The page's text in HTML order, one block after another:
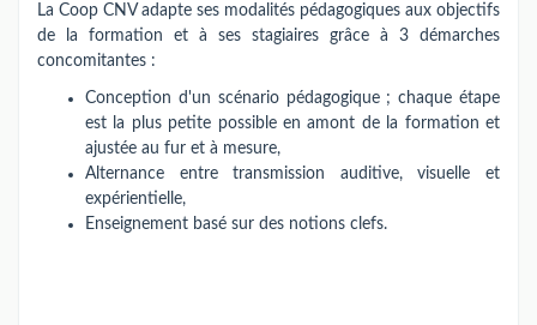
La Coop CNV adapte ses modalités pédagogiques aux objectifs
de la formation et à ses stagiaires grâce à 3 démarches
concomitantes :
Conception d'un scénario pédagogique ; chaque étape
est la plus petite possible en amont de la formation et
ajustée au fur et à mesure,
Alternance entre transmission auditive, visuelle et
expérientielle,
Enseignement basé sur des notions clefs.